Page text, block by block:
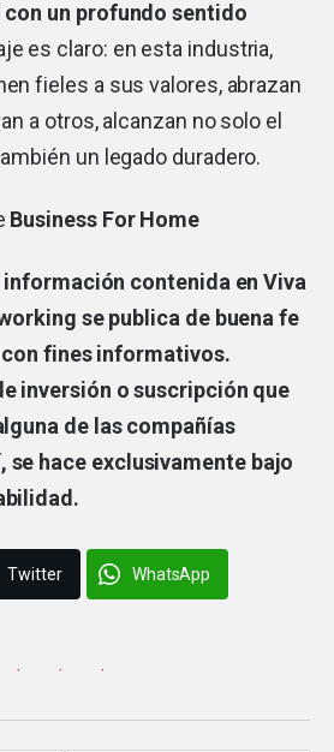
un profundo sentido
es claro: en esta industria,
fieles a sus valores, abrazan
a otros, alcanzan no solo el
un legado duradero.
Business For Home
información contenida en Viva
se publica de buena fe
fines informativos.
inversión o suscripción que
de las compañías
se hace exclusivamente bajo
Twitter WhatsApp
· · ·